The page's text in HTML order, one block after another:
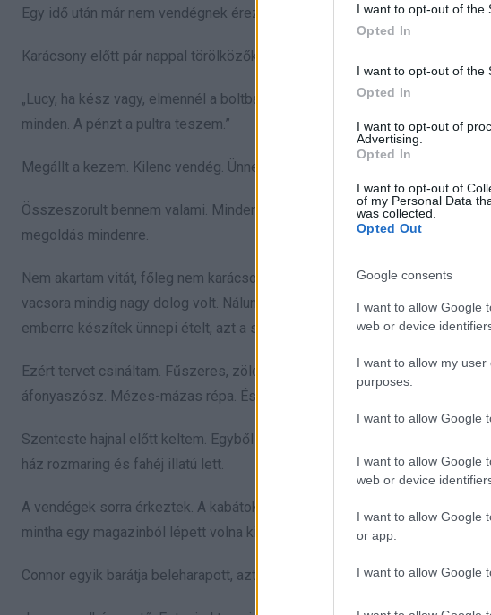
I want to opt-out of the
Opted In
I want to opt-out of the
Opted In
I want to opt-out of
Advertising.
Opted In
I want to opt-out of
of my Personal Data
was collected.
Opted Out
Google consents
I want to allow Google
web or device
I want to allow my
purposes.
I want to allow Google
I want to allow Google
web or device
I want to allow Google
or app.
I want to allow Google
Egy idő után már nem vendégnek éreztem magam. Inkább úgy, mintha
Karácsony előtt pár nappal törölközőket hajtogattam, amikor Eve a
„Lucy, ha kész vagy, elmennél a boltba? Kell minden a mai vacsorához
minden. A pénzt a pultra teszem.”
Megállt a kezem. Kilenc vendég. Ünnepi menü. Semmi megbeszélés,
Összeszorult bennem valami. Minden erőmmel azon voltam, hogy ne
megoldás mindenre.
Nem akartam vitát, főleg nem karácsony előtt. Ugyanakkor tudtam, hogy
vacsora mindig nagy dolog volt. Nálunk nem volt félmunka. Tudtam
emberre készítek ünnepi ételt, azt a saját feltételeimmel teszem.
Ezért tervet csináltam. Fűszeres, zöldfűszeres pulyka sült. Krémes
áfonyaszósz. Mézes-mázas répa. És a pekándiós pite, amit évek óta
Szenteste hajnal előtt keltem. Egyből a konyhába mentem, és halkan szólt
ház rozmaring és fahéj illatú lett.
A vendégek sorra érkeztek. A kabátok a bejáratnál gyűltek, a nappaliban
mintha egy magazinból lépett volna ki.
Connor egyik barátja beleharapott, aztán felnézett.